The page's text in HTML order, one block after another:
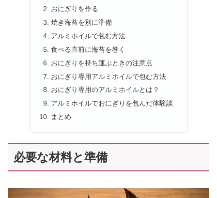
おにぎりを作る
焼き海苔を別に準備
アルミホイルで包む方法
食べる直前に海苔を巻く
おにぎりを持ち運ぶときの注意点
おにぎり専用アルミホイルで包む方法
おにぎり専用のアルミホイルとは？
アルミホイルでおにぎりを包んだ体験談
まとめ
必要な材料と準備